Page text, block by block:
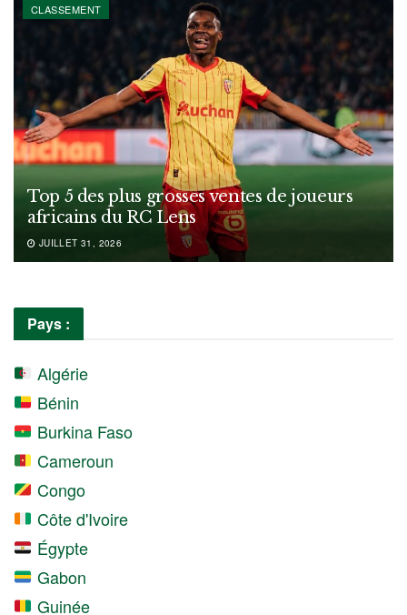
CLASSEMENT
Top 5 des plus grosses ventes de joueurs
africains du RC Lens
JUILLET 31, 2026
Pays :
Algérie
Bénin
Burkina Faso
Cameroun
Congo
Côte d'Ivoire
Égypte
Gabon
Guinée